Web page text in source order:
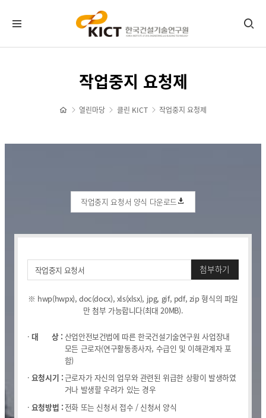
포토뉴스
기관홍보물
정기간행물
CI 다운로드
열린 KICT
고객지원
입찰공고
클린 KICT
연구부정행위 신고센터
작업중지 요청제
작업중지 요청제
열린마당 클린 KICT 작업중지 요청제
작업중지 요청서 양식 다운로드
지
서
작업중지 요청서 첨부하기
※ hwp(hwpx), doc(docx), xls(xlsx), jpg, gif, pdf, zip 형식의 파일
만 첨부 가능합니다(최대 20MB).
대 상 : 산업안전보건법에 따른 한국건설기술연구원 사업장내
모든 근로자(연구활동종사자, 수급인 및 이해관계자 포
함)
요청시기 :근로자가 자신의 업무와 관련된 위급한 상황이 발생하였
거나 발생할 우려가 있는 경우
요청방법 : 전화 또는 신청서 접수 / 신청서 양식